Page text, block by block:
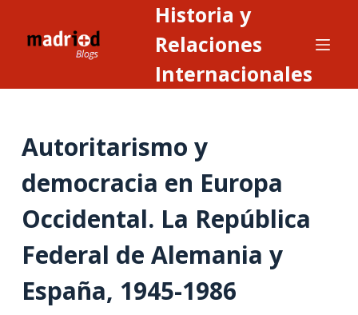
n
Historia y
Relaciones
Internacionales
Autoritarismo y
democracia en Europa
Occidental. La República
Federal de Alemania y
España, 1945-1986